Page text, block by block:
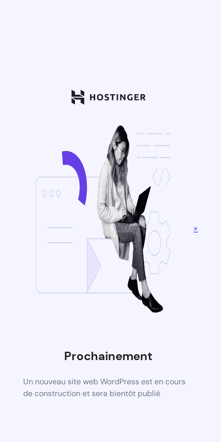
Prochainement
Un nouveau site web WordPress est en cours
de construction et sera bientôt publié
×